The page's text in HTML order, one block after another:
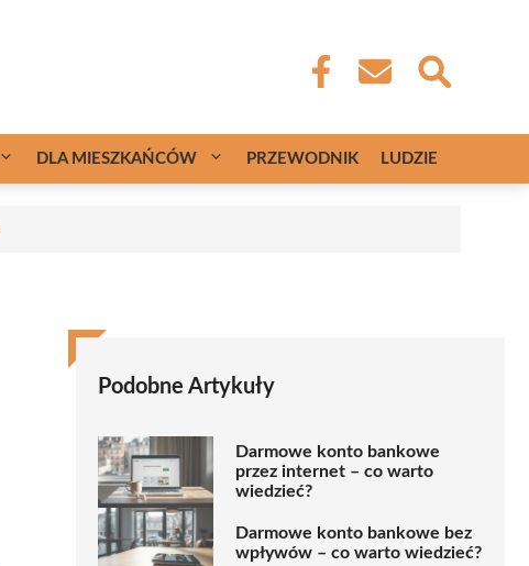
DLA MIESZKAŃCÓW PRZEWODNIK LUDZIE
Podobne Artykuły
Darmowe konto bankowe
przez internet – co warto
wiedzieć?
Darmowe konto bankowe bez
wpływów – co warto wiedzieć?